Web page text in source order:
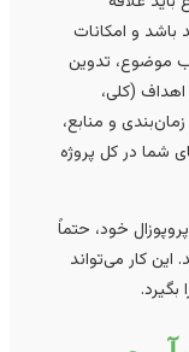
و امکانات
تدوین
(کلی،
و منابع،
در کل پروژه
خود، حتماً
می‌تواند